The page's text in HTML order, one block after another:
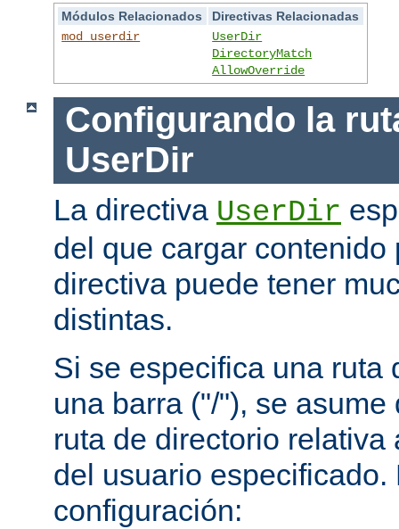
Módulos Relacionados
Directivas Relacionadas
mod_userdir
UserDir
DirectoryMatch
AllowOverride
Configurando la
UserDir
La directiva UserDir
del que cargar contenido
directiva puede tener
distintas.
Si se especifica una ruta
una barra ("/"), se
ruta de directorio relativa
del usuario especificado.
configuración: